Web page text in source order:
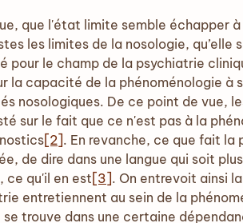
que l'état limite semble échapper
les limites de la nosologie,
le champ de la psychiatrie
la capacité de la phénoménologie
nosologiques. De ce point de vue,
sur le fait que ce n'est pas à la
[2]. En revanche, ce que fait
de dire dans une langue qui soit
ce qu'il en est[3]. On entrevoit ainsi
entretiennent au sein de la
trouve dans une certaine